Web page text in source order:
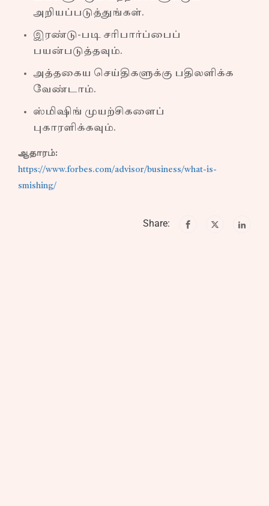
அறியப்படுத்துங்கள்.
இரண்டு-படி சரிபார்ப்பைப்
பயன்படுத்தவும்.
அத்தகைய செய்திகளுக்கு பதிலளிக்க
வேண்டாம்.
ஸ்மிஷிங் முயற்சிகளைப்
புகாரளிக்கவும்.
ஆதாரம்:
https://www.forbes.com/advisor/business/what-is-
smishing/
Share: